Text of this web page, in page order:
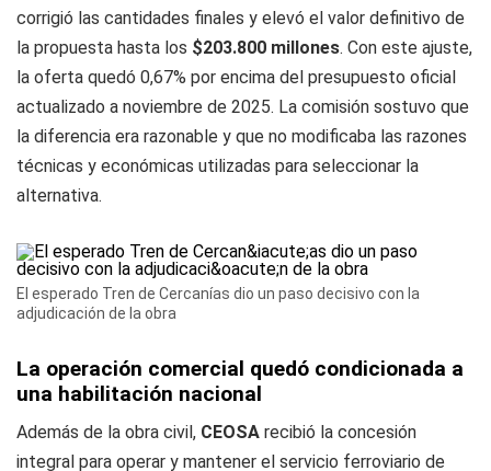
corrigió las cantidades finales y elevó el valor definitivo de
la propuesta hasta los $203.800 millones. Con este ajuste,
la oferta quedó 0,67% por encima del presupuesto oficial
actualizado a noviembre de 2025. La comisión sostuvo que
la diferencia era razonable y que no modificaba las razones
técnicas y económicas utilizadas para seleccionar la
alternativa.
El esperado Tren de Cercanías dio un paso decisivo con la
adjudicación de la obra
La operación comercial quedó condicionada a
una habilitación nacional
Además de la obra civil, CEOSA recibió la concesión
integral para operar y mantener el servicio ferroviario de